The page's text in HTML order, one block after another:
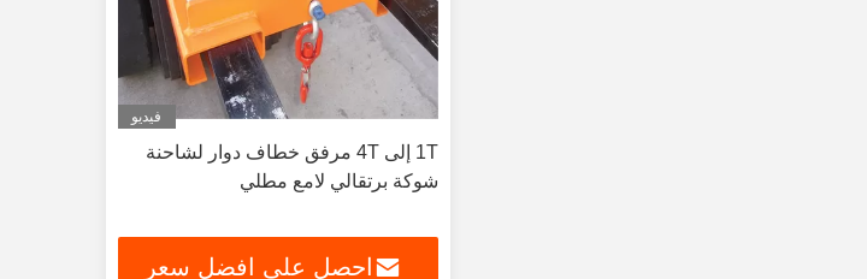
فيديو
1T إلى 4T مرفق خطاف دوار لشاحنة
شوكة برتقالي لامع مطلي
احصل على افضل سعر